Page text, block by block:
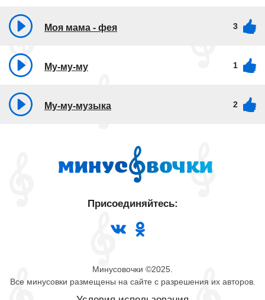
Моя мама - фея 3
Му-му-му 1
Му-му-музыка 2
Минусовочки ©2025.
Все минусовки размещены на сайте с разрешения их авторов.
Присоединяйтесь: